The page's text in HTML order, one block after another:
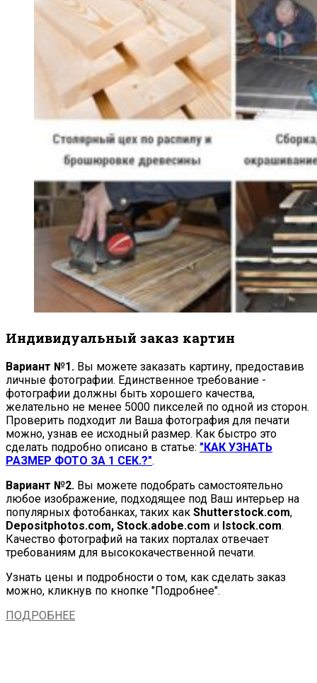
Индивидуальный заказ картин
Вариант №1. Вы можете заказать картину, предоставив
личные фотографии. Единственное требование -
фотографии должны быть хорошего качества,
желательно не менее 5000 пикселей по одной из сторон.
Проверить подходит ли Ваша фотография для печати
можно, узнав ее исходный размер. Как быстро это
сделать подробно описано в статье: "КАК УЗНАТЬ
РАЗМЕР ФОТО ЗА 1 СЕК.?".
Вариант №2. Вы можете подобрать самостоятельно
любое изображение, подходящее под Ваш интерьер на
популярных фотобанках, таких как Shutterstock.com,
Depositphotos.com, Stock.adobe.com и Istock.com.
Качество фотографий на таких порталах отвечает
требованиям для высококачественной печати.
Узнать цены и подробности о том, как сделать заказ
можно, кликнув по кнопке "Подробнее".
ПОДРОБНЕЕ